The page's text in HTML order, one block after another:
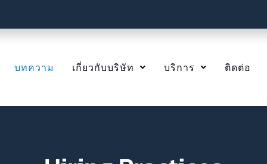
บทความ เกี่ยวกับบริษัท บริการ ติดต่อ